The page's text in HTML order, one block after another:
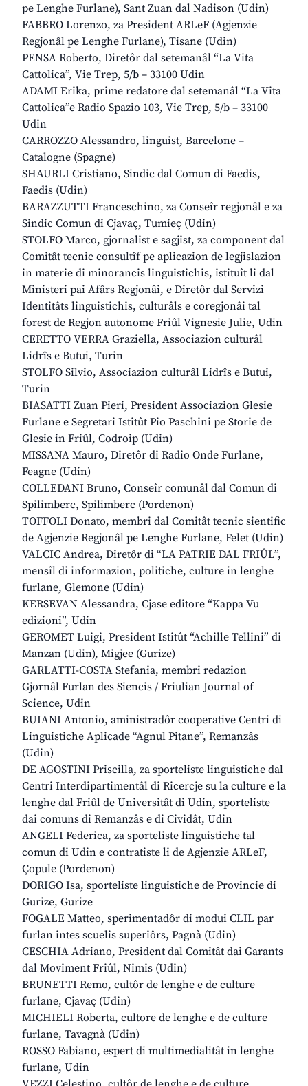
pe Lenghe Furlane), Sant Zuan dal Nadison (Udin)
FABBRO Lorenzo, za President ARLeF (Agjenzie
Regjonâl pe Lenghe Furlane), Tisane (Udin)
PENSA Roberto, Diretôr dal setemanâl “La Vita
Cattolica”, Vie Trep, 5/b – 33100 Udin
ADAMI Erika, prime redatore dal setemanâl “La Vita
Cattolica”e Radio Spazio 103, Vie Trep, 5/b – 33100
Udin
CARROZZO Alessandro, linguist, Barcelone –
Catalogne (Spagne)
SHAURLI Cristiano, Sindic dal Comun di Faedis,
Faedis (Udin)
BARAZZUTTI Franceschino, za Conseîr regjonâl e za
Sindic Comun di Cjavaç, Tumieç (Udin)
STOLFO Marco, gjornalist e sagjist, za component dal
Comitât tecnic consultîf pe aplicazion de legjislazion
in materie di minorancis linguistichis, istituît li dal
Ministeri pai Afârs Regjonâi, e Diretôr dal Servizi
Identitâts linguistichis, culturâls e coregjonâi tal
forest de Regjon autonome Friûl Vignesie Julie, Udin
CERETTO VERRA Graziella, Associazion culturâl
Lidrîs e Butui, Turin
STOLFO Silvio, Associazion culturâl Lidrîs e Butui,
Turin
BIASATTI Zuan Pieri, President Associazion Glesie
Furlane e Segretari Istitût Pio Paschini pe Storie de
Glesie in Friûl, Codroip (Udin)
MISSANA Mauro, Diretôr di Radio Onde Furlane,
Feagne (Udin)
COLLEDANI Bruno, Conseîr comunâl dal Comun di
Spilimberc, Spilimberc (Pordenon)
TOFFOLI Donato, membri dal Comitât tecnic sientific
de Agjenzie Regjonâl pe Lenghe Furlane, Felet (Udin)
VALCIC Andrea, Diretôr di “LA PATRIE DAL FRIÛL”,
mensîl di informazion, politiche, culture in lenghe
furlane, Glemone (Udin)
KERSEVAN Alessandra, Cjase editore “Kappa Vu
edizioni”, Udin
GEROMET Luigi, President Istitût “Achille Tellini” di
Manzan (Udin), Migjee (Gurize)
GARLATTI-COSTA Stefania, membri redazion
Gjornâl Furlan des Siencis / Friulian Journal of
Science, Udin
BUIANI Antonio, aministradôr cooperative Centri di
Linguistiche Aplicade “Agnul Pitane”, Remanzâs
(Udin)
DE AGOSTINI Priscilla, za sporteliste linguistiche dal
Centri Interdipartimentâl di Ricercje su la culture e la
lenghe dal Friûl de Universitât di Udin, sporteliste
dai comuns di Remanzâs e di Cividât, Udin
ANGELI Federica, za sporteliste linguistiche tal
comun di Udin e contratiste li de Agjenzie ARLeF,
Çopule (Pordenon)
DORIGO Isa, sporteliste linguistiche de Provincie di
Gurize, Gurize
FOGALE Matteo, sperimentadôr di modui CLIL par
furlan intes scuelis superiôrs, Pagnà (Udin)
CESCHIA Adriano, President dal Comitât dai Garants
dal Moviment Friûl, Nimis (Udin)
BRUNETTI Remo, cultôr de lenghe e de culture
furlane, Cjavaç (Udin)
MICHIELI Roberta, cultore de lenghe e de culture
furlane, Tavagnà (Udin)
ROSSO Fabiano, espert di multimedialitât in lenghe
furlane, Udin